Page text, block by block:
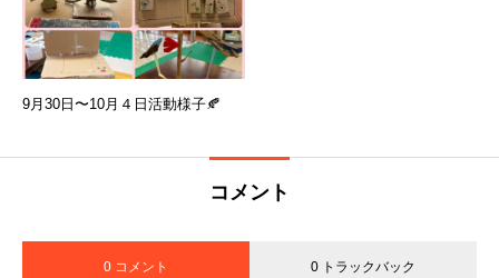
9月30日〜10月４日活動様子🍂
コメント
0 コメント 0 トラックバック